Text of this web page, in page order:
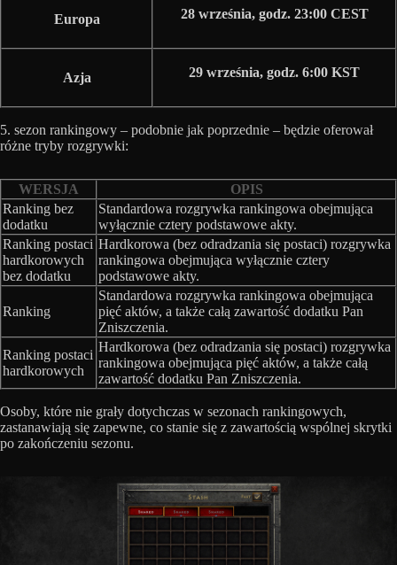
Europa 28 września, godz. 23:00 CEST
Azja 29 września, godz. 6:00 KST
5. sezon rankingowy – podobnie jak poprzednie – będzie oferował
różne tryby rozgrywki:
WERSJA
OPIS
Ranking bez
dodatku
Standardowa rozgrywka rankingowa obejmująca
wyłącznie cztery podstawowe akty.
Ranking postaci
hardkorowych
bez dodatku
Hardkorowa (bez odradzania się postaci) rozgrywka
rankingowa obejmująca wyłącznie cztery
podstawowe akty.
Ranking
Standardowa rozgrywka rankingowa obejmująca
pięć aktów, a także całą zawartość dodatku Pan
Zniszczenia.
Ranking postaci
hardkorowych
Hardkorowa (bez odradzania się postaci) rozgrywka
rankingowa obejmująca pięć aktów, a także całą
zawartość dodatku Pan Zniszczenia.
Osoby, które nie grały dotychczas w sezonach rankingowych,
zastanawiają się zapewne, co stanie się z zawartością wspólnej skrytki
po zakończeniu sezonu.